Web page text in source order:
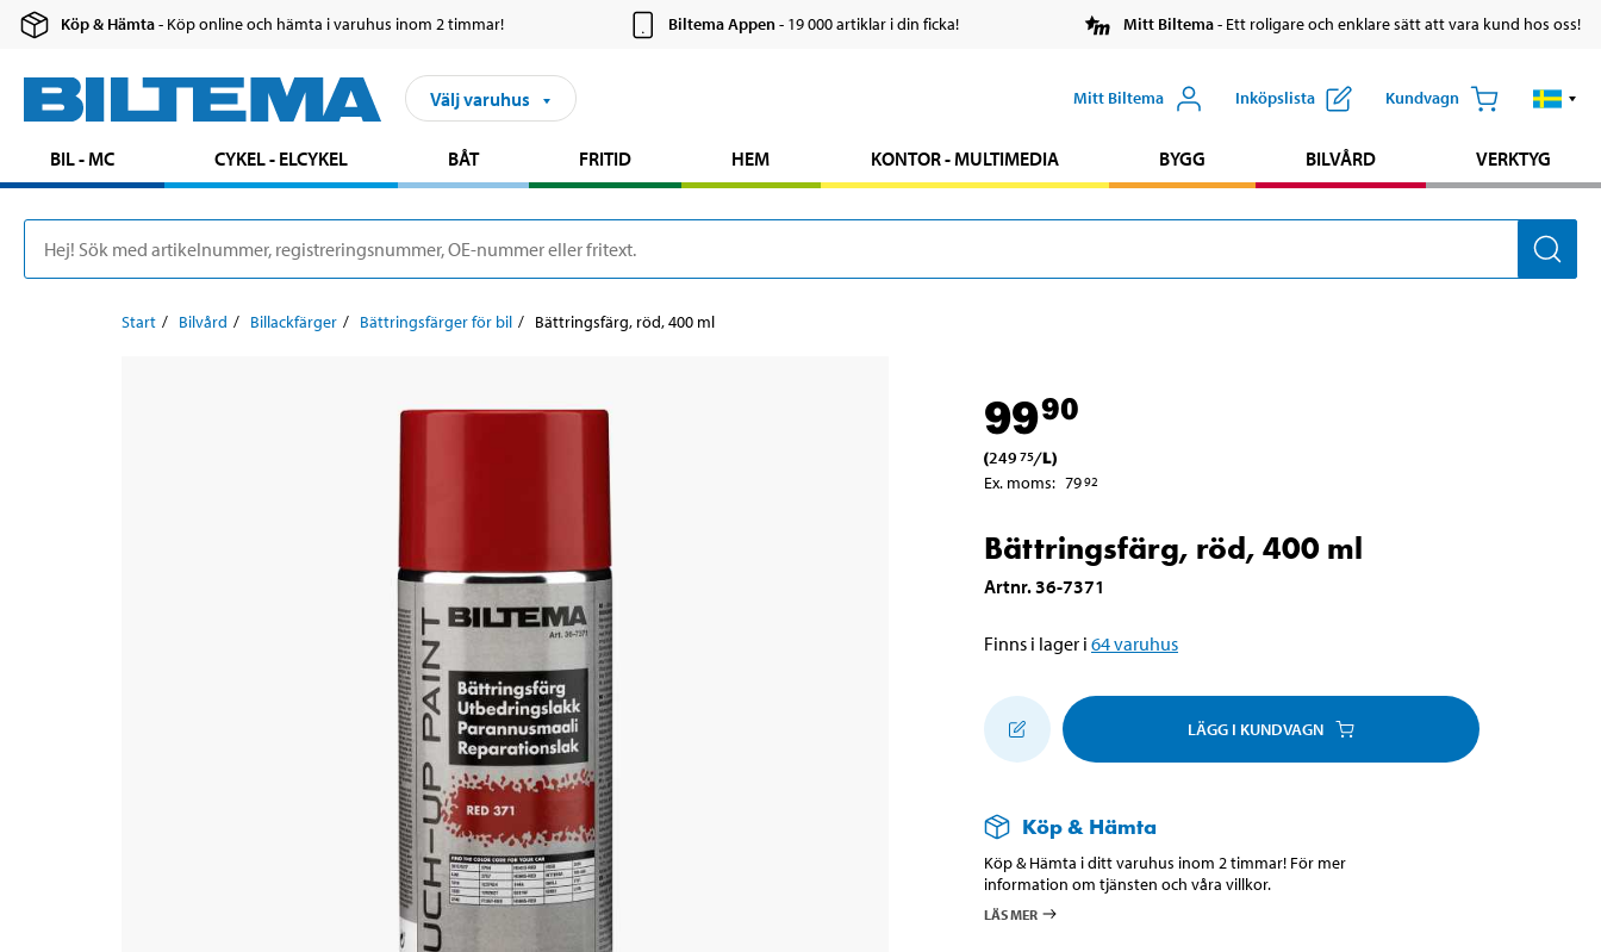
Köp & Hämta- Köp online och hämta i varuhus inom 2 timmar! Biltema Appen- 19 000 artiklar i din ficka! Mitt Biltema- Ett roligare och enklare sätt att vara kund hos oss!
Välj varuhus Mitt Biltema Inköpslista Kundvagn
BIL - MC CYKEL - ELCYKEL BÅT FRITID HEM KONTOR - MULTIMEDIA BYGG BILVÅRD VERKTYG
Start Bilvård Billackfärger Bättringsfärger för bil Bättringsfärg, röd, 400 ml
9990
(249 75/L)
Ex. moms: 7992
Bättringsfärg, röd, 400 ml
Artnr.36-7371
Finns i lager i 64varuhus
LÄGG I KUNDVAGN
Köp & Hämta
Köp & Hämta i ditt varuhus inom 2 timmar! För mer
information om tjänsten och våra villkor.
LÄS MER